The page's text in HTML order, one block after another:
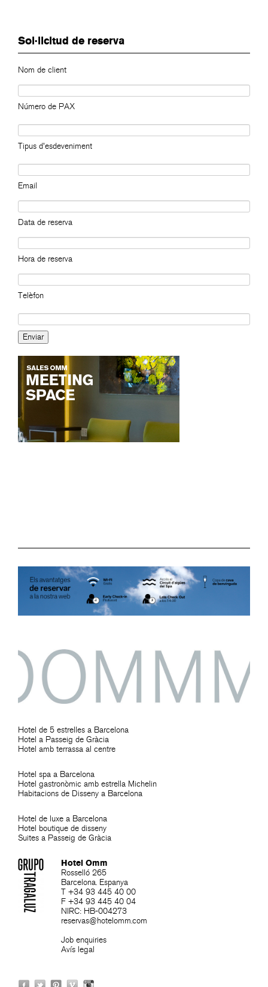
Sol·licitud de reserva
Nom de client
Número de PAX
Tipus d'esdeveniment
Email
Data de reserva
Hora de reserva
Telèfon
Hotel de 5 estrelles a Barcelona
Hotel a Passeig de Gràcia
Hotel amb terrassa al centre
Hotel spa a Barcelona
Hotel gastronòmic amb estrella Michelin
Habitacions de Disseny a Barcelona
Hotel de luxe a Barcelona
Hotel boutique de disseny
Suites a Passeig de Gràcia
Hotel Omm
Rosselló 265
Barcelona. Espanya
T +34 93 445 40 00
F +34 93 445 40 04
NIRC: HB-004273
reservas@hotelomm.com
Job enquiries
Avís legal